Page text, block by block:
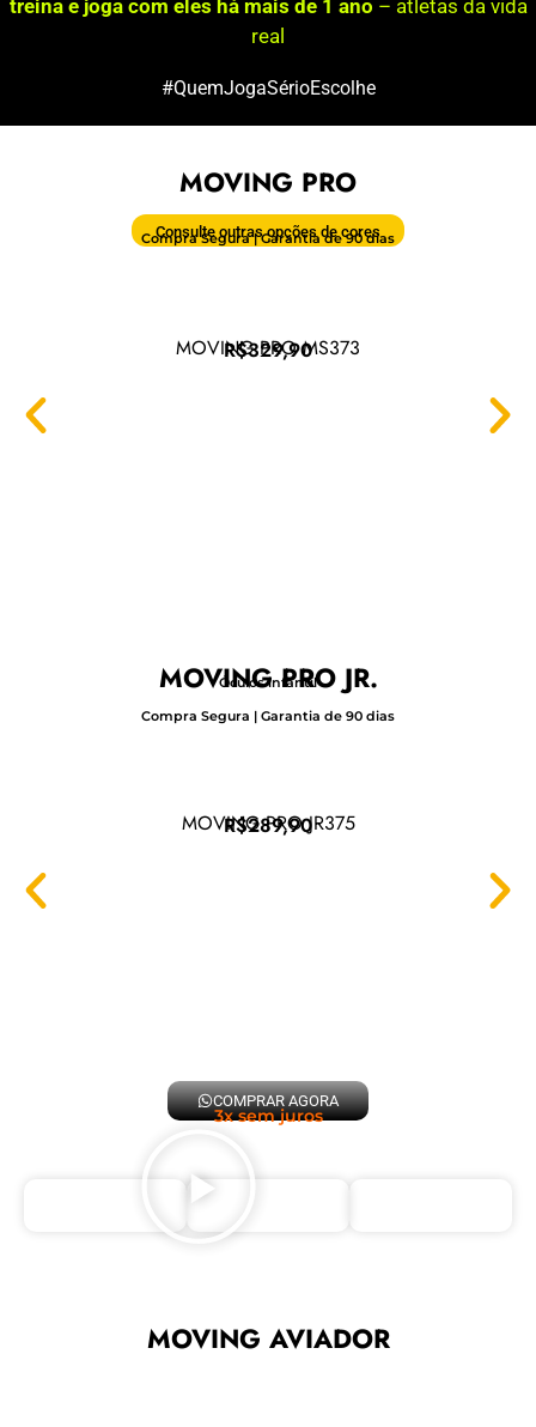
treina e joga com eles há mais de 1 ano – atletas da vida
real
#QuemJogaSérioEscolhe
MOVING PRO
Consulte outras opções de cores
Compra Segura | Garantia de 90 dias
MOVING PRO MS373
R$329,90
MOVING PRO JR.
Óculos infantil
Compra Segura | Garantia de 90 dias
MOVING PRO JR375
R$289,90
COMPRAR AGORA
3x sem juros
MOVING AVIADOR